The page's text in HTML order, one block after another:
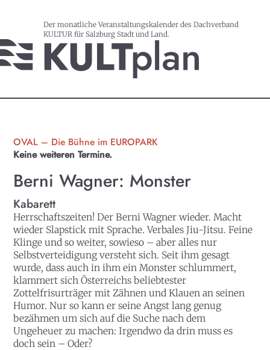
Der monatliche Veranstaltungskalender des Dachverband
KULTUR für Salzburg Stadt und Land.
OVAL – Die Bühne im EUROPARK
Keine weiteren Termine.
Berni Wagner: Monster
Kabarett
Herrschaftszeiten! Der Berni Wagner wieder. Macht
wieder Slapstick mit Sprache. Verbales Jiu-Jitsu. Feine
Klinge und so weiter, sowieso – aber alles nur
Selbstverteidigung versteht sich. Seit ihm gesagt
wurde, dass auch in ihm ein Monster schlummert,
klammert sich Österreichs beliebtester
Zottelfrisurträger mit Zähnen und Klauen an seinen
Humor. Nur so kann er seine Angst lang genug
bezähmen um sich auf die Suche nach dem
Ungeheuer zu machen: Irgendwo da drin muss es
doch sein – Oder?